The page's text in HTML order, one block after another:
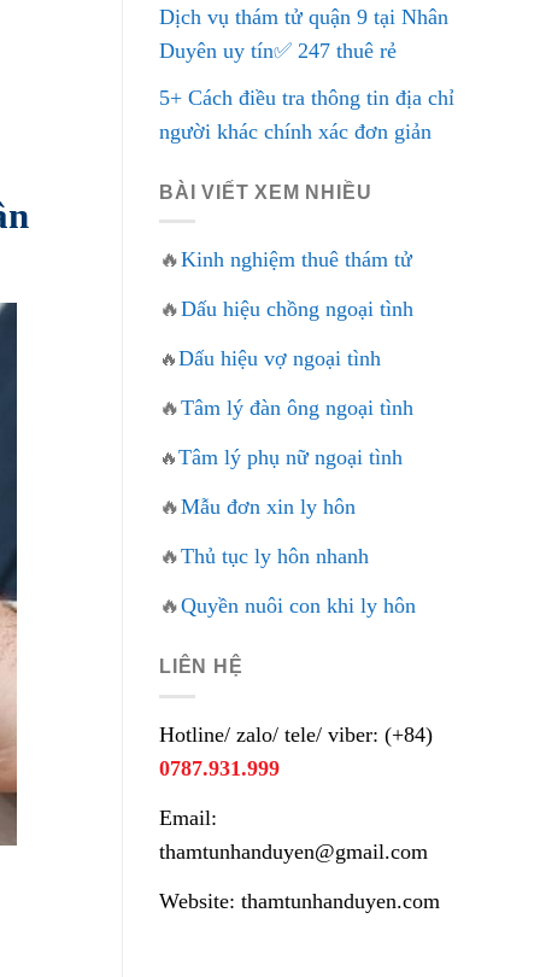
Dịch vụ thám tử quận 9 tại Nhân
Duyên uy tín✅ 247 thuê rẻ
5+ Cách điều tra thông tin địa chỉ
người khác chính xác đơn giản
BÀI VIẾT XEM NHIỀU
🔥Kinh nghiệm thuê thám tử
🔥Dấu hiệu chồng ngoại tình
🔥Dấu hiệu vợ ngoại tình
🔥Tâm lý đàn ông ngoại tình
🔥Tâm lý phụ nữ ngoại tình
🔥Mẫu đơn xin ly hôn
🔥Thủ tục ly hôn nhanh
🔥Quyền nuôi con khi ly hôn
LIÊN HỆ
Hotline/ zalo/ tele/ viber: (+84)
0787.931.999
Email:
thamtunhanduyen@gmail.com
Website: thamtunhanduyen.com